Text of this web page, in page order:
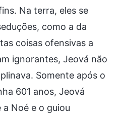
Na terra, eles se
como a da
coisas ofensivas a
ignorantes, Jeová não
Somente após o
601 anos, Jeová
Noé e o guiou